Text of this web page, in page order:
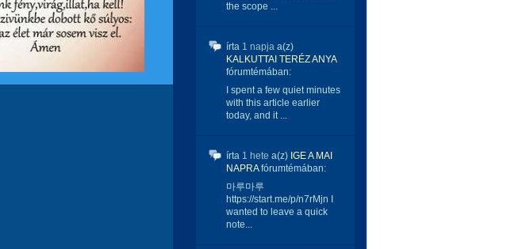
the scope ...
írta 1 napja a(z)
KALKUTTAI TERÉZ ANYA
fórumtémában:
I spent a few quiet minutes
with this article earlier
today, and it ...
írta 1 hete a(z) IGE A MAI
NAPRAfórumtémában:
마루마루
https://start.me/p/n7rMjn I
wanted to leave a quick
note...